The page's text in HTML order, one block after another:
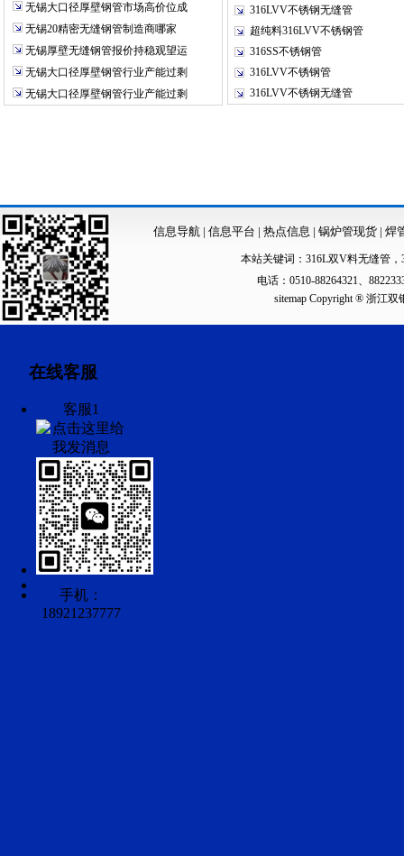
无锡大口径厚壁钢管市场高价位成
无锡20精密无缝钢管制造商哪家
无锡厚壁无缝钢管报价持稳观望运
无锡大口径厚壁钢管行业产能过剩
无锡大口径厚壁钢管行业产能过剩
316LVV不锈钢无缝管
超纯料316LVV不锈钢管
316SS不锈钢管
316LVV不锈钢管
316LVV不锈钢无缝管
信息导航| 信息平台 | 热点信息 | 锅炉管现货 | 焊
本站关键词： 316L双V料无缝管 ，
电话：0510-88264321、
sitemapCopyright ® 浙江双
在线客服
客服1
手机：
18921237777